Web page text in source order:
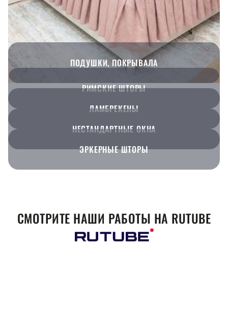
ПОДУШКИ, ПОКРЫВАЛА
РИМСКИЕ ШТОРЫ
ЛАМБРЕКЕНЫ
НЕСТАНДАРТНЫЕ ОКНА
ЭРКЕРНЫЕ ШТОРЫ
СМОТРИТЕ НАШИ РАБОТЫ НА RUTUBE